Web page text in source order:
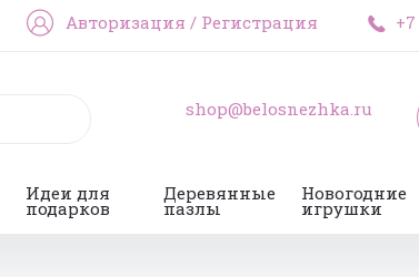
Авторизация / Регистрация +7
shop@belosnezhka.ru
Идеи для
подарков
Деревянные
пазлы
Новогодние
игрушки